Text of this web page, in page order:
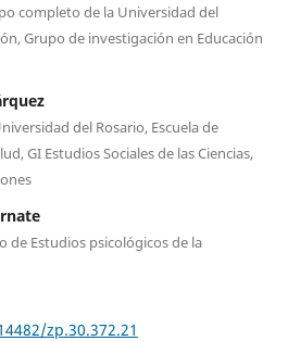
completo de la Universidad del
Grupo de investigación en Educación
del Rosario, Escuela de
GI Estudios Sociales de las Ciencias,
de Estudios psicológicos de la
zp.30.372.21